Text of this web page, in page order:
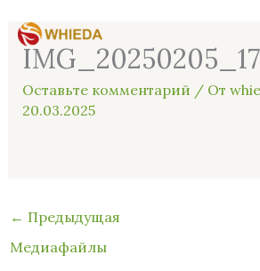
содержимому
Оставьте комментарий / От
20.03.2025
← Предыдущая
Медиафайлы